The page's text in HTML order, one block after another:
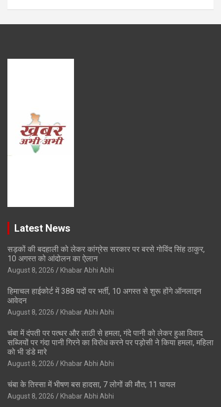
Latest News
सड़कों की बदहाली को लेकर कांग्रेस सरकार पर बरसे गोविंद सिंह ठाकुर,
10 अगस्त को आंदोलन का ऐलान
August 8, 2026 Khabar Abhi Abhi
हिमाचल हाईकोर्ट में 388 पदों पर भर्ती, 10 अगस्त से शुरू होंगे ऑनलाइन
आवेदन
August 8, 2026 Khabar Abhi Abhi
चंबा में दंपती पर पत्थर और लाठी से हमला, गंदे पानी को लेकर हुआ विवाद
सब्जियों पर गंदा पानी गिरने का विरोध करने पर पड़ोसी ने किया हमला, महिला
को भी डंडे मारे
August 8, 2026 Khabar Abhi Abhi
चंबा के तिस्सा में भीषण बस हादसा, 7 लोगों की मौत; 11 घायल
August 8, 2026 Khabar Abhi Abhi